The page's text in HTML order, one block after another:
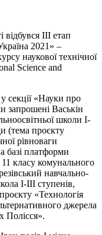
ІІI етап
2021» –
наукової технічної
Science and
секції «Науки про
запрошені Васькін
школи І-
(тема проєкту
рівноваги
базі платформи
класу комунального
навчально-
І-ІІІ ступенів,
«Технологія
джерела
Полісся».